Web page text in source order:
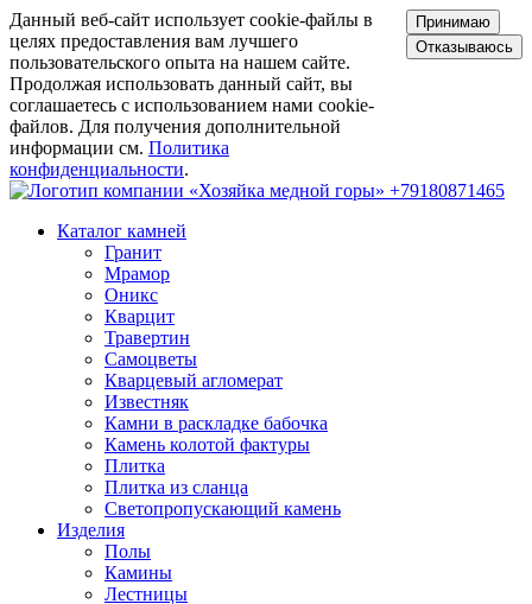
Данный веб-сайт использует cookie-файлы в
целях предоставления вам лучшего
пользовательского опыта на нашем сайте.
Продолжая использовать данный сайт, вы
соглашаетесь с использованием нами cookie-
файлов. Для получения дополнительной
информации см. Политика
конфиденциальности.
Принимаю
Отказываюсь
+79180871465
Каталог камней
Гранит
Мрамор
Оникс
Кварцит
Травертин
Самоцветы
Кварцевый агломерат
Известняк
Камни в раскладке бабочка
Камень колотой фактуры
Плитка
Плитка из сланца
Светопропускающий камень
Изделия
Полы
Камины
Лестницы